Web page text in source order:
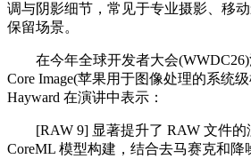
调与阴影细节，常见于专业摄影、移
保留场景。
在今年全球开发者大会(WWDC26)
Core Image(苹果用于图像处理的系统
Hayward 在演讲中表示：
[RAW 9] 显著提升了 RAW 文件的
CoreML 模型构建，结合去马赛克和降